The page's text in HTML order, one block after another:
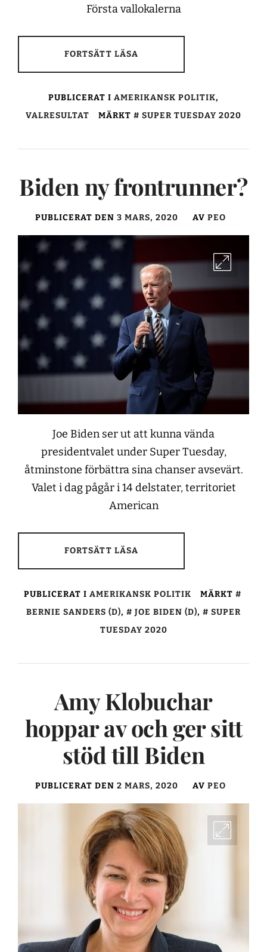
Första vallokalerna
FORTSÄTT LÄSA
PUBLICERAT I AMERIKANSK POLITIK,
VALRESULTAT
MÄRKT SUPER TUESDAY 2020
Biden ny frontrunner?
PUBLICERAT DEN 3 MARS, 2020 AV PEO
Joe Biden ser ut att kunna vända
presidentvalet under Super Tuesday,
åtminstone förbättra sina chanser avsevärt.
Valet i dag pågår i 14 delstater, territoriet
American
FORTSÄTT LÄSA
PUBLICERAT I AMERIKANSK POLITIK
MÄRKT
BERNIE SANDERS (D), JOE BIDEN (D),
SUPER
TUESDAY 2020
Amy Klobuchar
hoppar av och ger sitt
stöd till Biden
PUBLICERAT DEN 2 MARS, 2020 AV PEO